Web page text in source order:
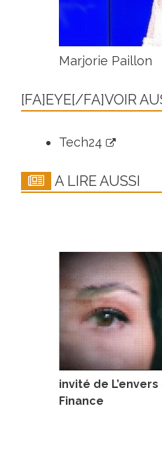
Marjorie Paillon
[FA]EYE[/FA]VOIR
Tech24
A LIRE AUSSI
invité de
Finance